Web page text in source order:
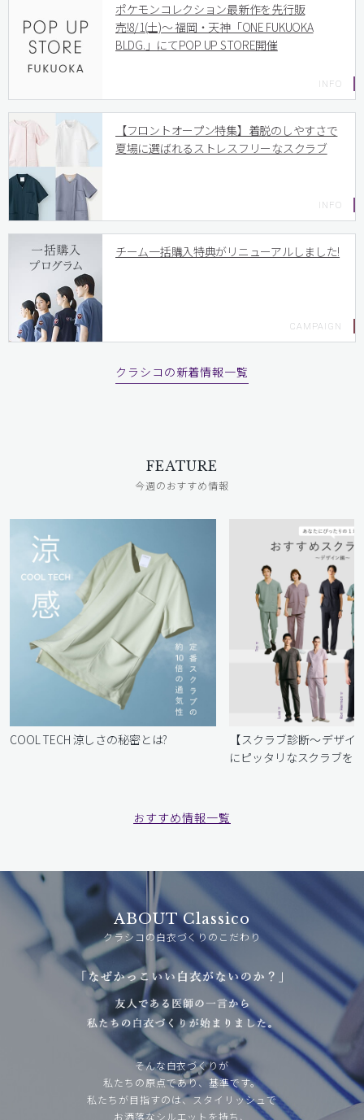
ポケモンコレクション最新作を先行販
売!8/1(土)〜 福岡・天神「ONE FUKUOKA
BLDG.」にてPOP UP STORE開催
【フロントオープン特集】着脱のしやすさで
夏場に選ばれるストレスフリーなスクラブ
チーム一括購入特典がリニューアルしました!
クラシコの新着情報一覧
FEATURE
今週のおすすめ情報
COOL TECH 涼しさの秘密とは?
【スクラブ診断〜デザイ
にピッタリなスクラブを
おすすめ情報一覧
ABOUT Classico
クラシコの白衣づくりのこだわり
そんな白衣づくりが
私たちの原点であり、基準です。
私たちが目指すのは、スタイリッシュで
お洒落なシルエットを持ち、